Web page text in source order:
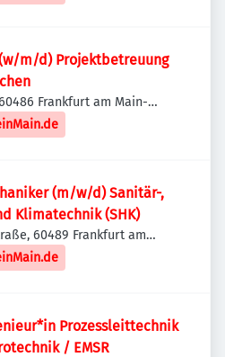
m/d) Projektbetreuung
Frankfurt am Main-
(m/w/d) Sanitär-,
Klimatechnik (SHK)
60489 Frankfurt am
Mitte-West, Deutschland
Prozessleittechnik
/ EMSR